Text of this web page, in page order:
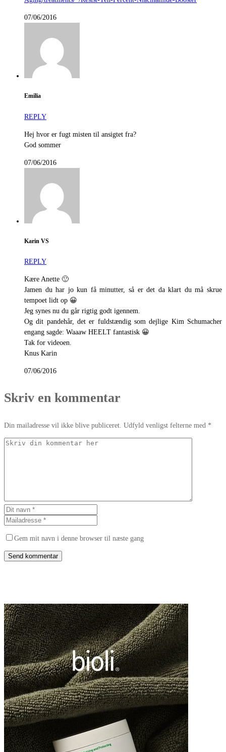
07/06/2016
Emilia
REPLY
Hej hvor er fugt misten til ansigtet fra?
God sommer
07/06/2016
Karin VS
REPLY
Kære Anette 🙂
Jamen du har jo kun få minutter, så er det da klart du må skrue
tempoet lidt op 😀
Jeg synes nu du går rigtig godt igennem.
Og dit pandehår, det er fuldstændig som dejlige Kim Schumacher
engang sagde: Waaaw HEELT fantastisk 😀
Tak for videoen.
Knus Karin
07/06/2016
Skriv en kommentar
Din mailadresse vil ikke blive publiceret. Udfyld venligst felterne med *
Gem mit navn i denne browser til næste gang